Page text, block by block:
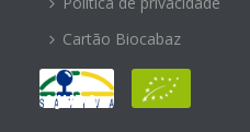
Cartão Biocabaz
AJUDA